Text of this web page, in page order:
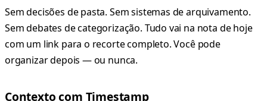
Sem decisões de pasta. Sem sistemas de arquivamento.
Sem debates de categorização. Tudo vai na nota de hoje
com um link para o recorte completo. Você pode
organizar depois — ou nunca.
Contexto com Timestamp